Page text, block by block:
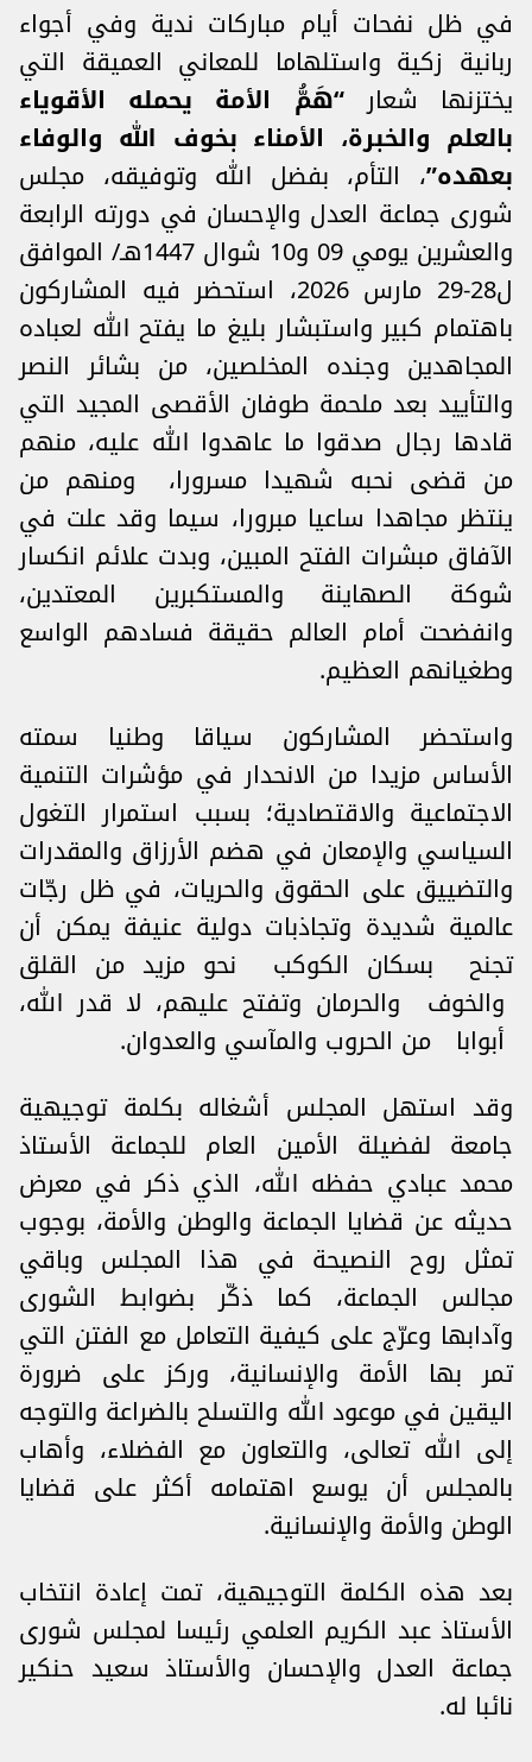
في ظل نفحات أيام مباركات ندية وفي أجواء
ربانية زكية واستلهاما للمعاني العميقة التي
يختزنها شعار“هَمُّ الأمة يحمله الأقوياء
بالعلم والخبرة، الأمناء بخوف الله والوفاء
بعهده”، التأم، بفضل الله وتوفيقه، مجلس
شورى جماعة العدل والإحسان في دورته الرابعة
والعشرين يومي 09 و10 شوال 1447هـ/ الموافق
ل28-29 مارس 2026، استحضر فيه المشاركون
باهتمام كبير واستبشار بليغ ما يفتح الله لعباده
المجاهدين وجنده المخلصين، من بشائر النصر
والتأييد بعد ملحمة طوفان الأقصى المجيد التي
قادها رجال صدقوا ما عاهدوا الله عليه، منهم
من قضى نحبه شهيدا مسرورا، ومنهم من
ينتظر مجاهدا ساعيا مبرورا، سيما وقد علت في
الآفاق مبشرات الفتح المبين، وبدت علائم انكسار
شوكة الصهاينة والمستكبرين المعتدين،
وانفضحت أمام العالم حقيقة فسادهم الواسع
وطغيانهم العظيم.
واستحضر المشاركون سياقا وطنيا سمته
الأساس مزيدا من الانحدار في مؤشرات التنمية
الاجتماعية والاقتصادية؛ بسبب استمرار التغول
السياسي والإمعان في هضم الأرزاق والمقدرات
والتضييق على الحقوق والحريات، في ظل رجّات
عالمية شديدة وتجاذبات دولية عنيفة يمكن أن
تجنح بسكان الكوكب نحو مزيد من القلق
والخوف والحرمان وتفتح عليهم، لا قدر الله،
أبوابا من الحروب والمآسي والعدوان.
وقد استهل المجلس أشغاله بكلمة توجيهية
جامعة لفضيلة الأمين العام للجماعة الأستاذ
محمد عبادي حفظه الله، الذي ذكر في معرض
حديثه عن قضايا الجماعة والوطن والأمة، بوجوب
تمثل روح النصيحة في هذا المجلس وباقي
مجالس الجماعة، كما ذكّر بضوابط الشورى
وآدابها وعرّج على كيفية التعامل مع الفتن التي
تمر بها الأمة والإنسانية، وركز على ضرورة
اليقين في موعود الله والتسلح بالضراعة والتوجه
إلى الله تعالى، والتعاون مع الفضلاء، وأهاب
بالمجلس أن يوسع اهتمامه أكثر على قضايا
الوطن والأمة والإنسانية.
بعد هذه الكلمة التوجيهية، تمت إعادة انتخاب
الأستاذ عبد الكريم العلمي رئيسا لمجلس شورى
جماعة العدل والإحسان والأستاذ سعيد حنكير
نائبا له.